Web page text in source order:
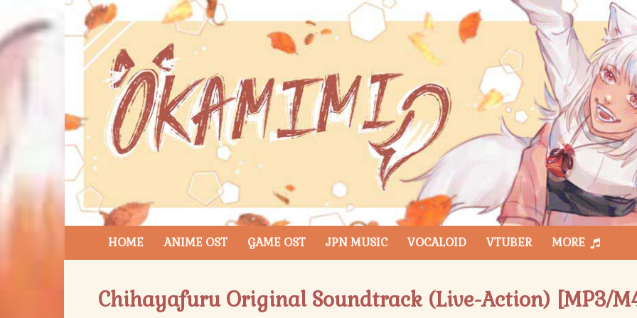
HOME ANIME OST GAME OST JPN MUSIC VOCALOID VTUBER MORE
Chihayafuru Original Soundtrack (Live-Action) [MP3/